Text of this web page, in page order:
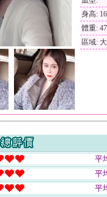
身高:
體重:
區域:
平
平
平